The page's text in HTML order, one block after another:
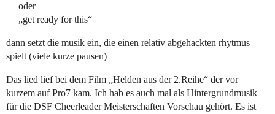
oder
„get ready for this“
dann setzt die musik ein, die einen relativ abgehackten rhytmus
spielt (viele kurze pausen)
Das lied lief bei dem Film „Helden aus der 2.Reihe“ der vor
kurzem auf Pro7 kam. Ich hab es auch mal als Hintergrundmusik
für die DSF Cheerleader Meisterschaften Vorschau gehört. Es ist